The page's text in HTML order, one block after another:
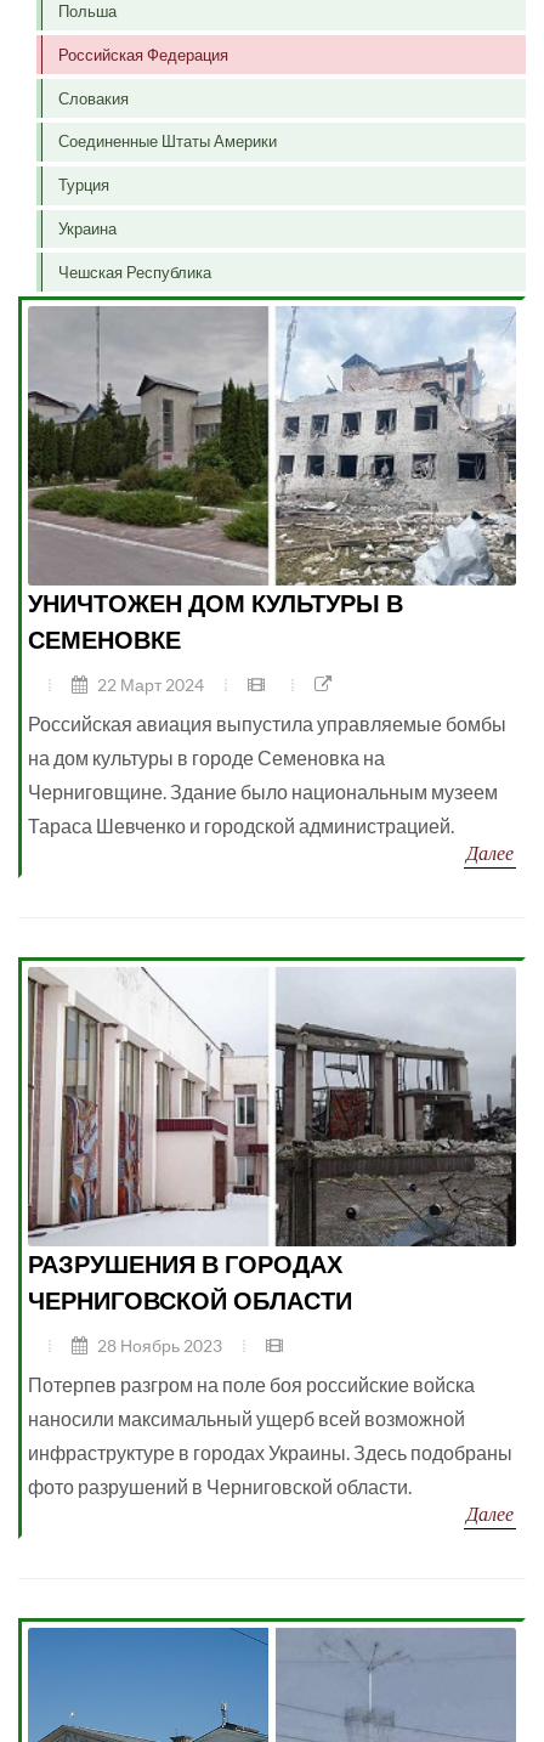
Польша
Российская Федерация
Словакия
Соединенные Штаты Америки
Турция
Украина
Чешская Республика
УНИЧТОЖЕН ДОМ КУЛЬТУРЫ В
СЕМЕНОВКЕ
22 Март 2024
Российская авиация выпустила управляемые бомбы
на дом культуры в городе Семеновка на
Черниговщине. Здание было национальным музеем
Тараса Шевченко и городской администрацией.
Далее
РАЗРУШЕНИЯ В ГОРОДАХ
ЧЕРНИГОВСКОЙ ОБЛАСТИ
28 Ноябрь 2023
Потерпев разгром на поле боя российские войска
наносили максимальный ущерб всей возможной
инфраструктуре в городах Украины. Здесь подобраны
фото разрушений в Черниговской области.
Далее